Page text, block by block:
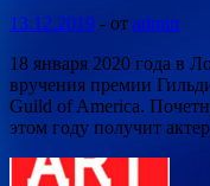
13.12.2019 - от admin
18 января 2020 года в
вручения премии
Guild of America.
этом году получит